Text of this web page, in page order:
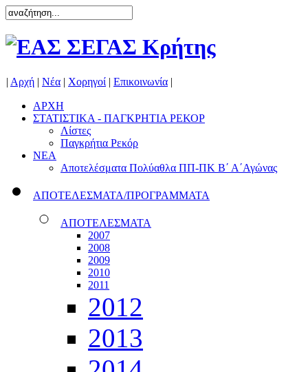
| Αρχή | Νέα | Χορηγοί | Επικοινωνία |
ΑΡΧΗ
ΣΤΑΤΙΣΤΙΚΑ - ΠΑΓΚΡΗΤΙΑ ΡΕΚΟΡ
Λίστες
Παγκρήτια Ρεκόρ
ΝΕΑ
Αποτελέσματα Πολύαθλα ΠΠ-ΠΚ Β΄ Α΄Αγώνας
ΑΠΟΤΕΛΕΣΜΑΤΑ/ΠΡΟΓΡΑΜΜΑΤΑ
ΑΠΟΤΕΛΕΣΜΑΤΑ
2007
2008
2009
2010
2011
2012
2013